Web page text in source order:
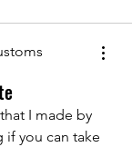
I made by
if you can take